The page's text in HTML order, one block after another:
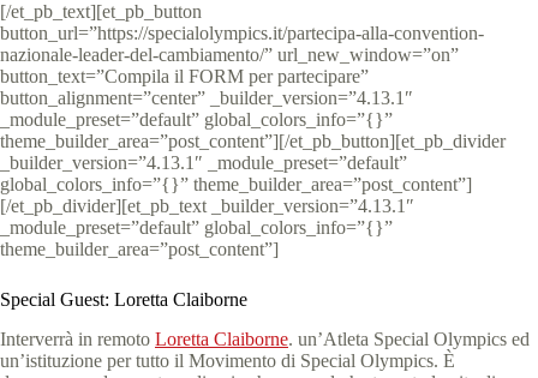
[/et_pb_text][et_pb_button
button_url=”https://specialolympics.it/partecipa-alla-convention-
nazionale-leader-del-cambiamento/” url_new_window=”on”
button_text=”Compila il FORM per partecipare”
button_alignment=”center” _builder_version=”4.13.1″
_module_preset=”default” global_colors_info=”{}”
theme_builder_area=”post_content”][/et_pb_button][et_pb_divider
_builder_version=”4.13.1″ _module_preset=”default”
global_colors_info=”{}” theme_builder_area=”post_content”]
[/et_pb_divider][et_pb_text _builder_version=”4.13.1″
_module_preset=”default” global_colors_info=”{}”
theme_builder_area=”post_content”]
Special Guest: Loretta Claiborne
Interverrà in remoto Loretta Claiborne. un’Atleta Special Olympics ed
un’istituzione per tutto il Movimento di Special Olympics. È